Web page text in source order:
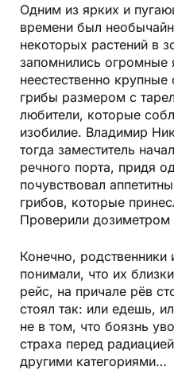
Одним из ярких и
времени был
некоторых растений в
запомнились огромные
неестественно
грибы размером с
любители, которые
изобилие. Владимир
тогда заместитель
речного порта, придя
почувствовал
грибов, которые
Проверили дозиметром
Конечно, родственники
понимали, что их
рейс, на причале рёв
стоял так: или едешь,
не в том, что боязнь
страха перед
другими категориями…